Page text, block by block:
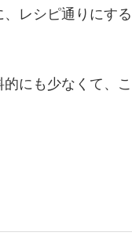
レシピ通りにする
にも少なくて、こ